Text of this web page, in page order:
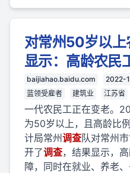
对常州50岁以上
显示：高龄农民
baijiahao.baidu.com 2022-
蓝领受雇者
建筑业 江苏省
一代农民工正在变老。
为50岁以上，且高龄比
计局常州调查队对常州
开了调查，结果显示，
障，同时在就业、养老